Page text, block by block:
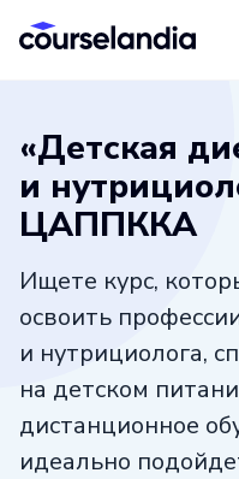
«Детская
и
ЦАППККА
Ищете курс,
освоить
и нутрициолога,
на детском
дистанционное
идеально